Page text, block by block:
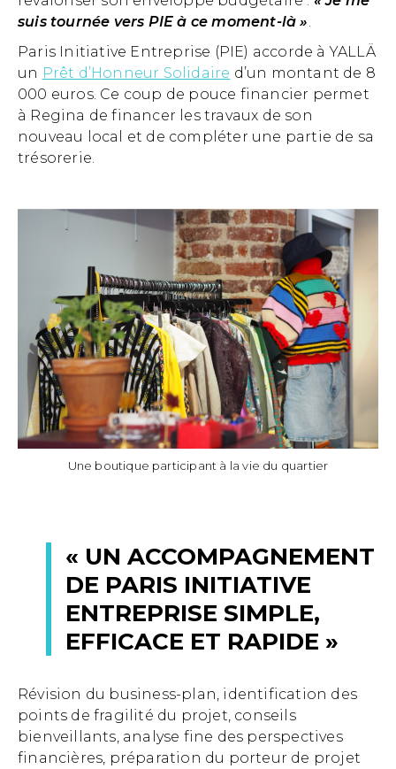
suis tournée vers PIE à ce moment-là »
Paris Initiative Entreprise (PIE) accorde à YALLÄ
un Prêt d’Honneur Solidaire d’un montant de 8
000 euros. Ce coup de pouce financier permet
à Regina de financer les travaux de son
nouveau local et de compléter une partie de sa
trésorerie.
Une boutique participant à la vie du quartier
« UN ACCOMPAGNEMENT
DE PARIS INITIATIVE
ENTREPRISE SIMPLE,
EFFICACE ET RAPIDE »
Révision du business-plan, identification des
points de fragilité du projet, conseils
bienveillants, analyse fine des perspectives
financières, préparation du porteur de projet